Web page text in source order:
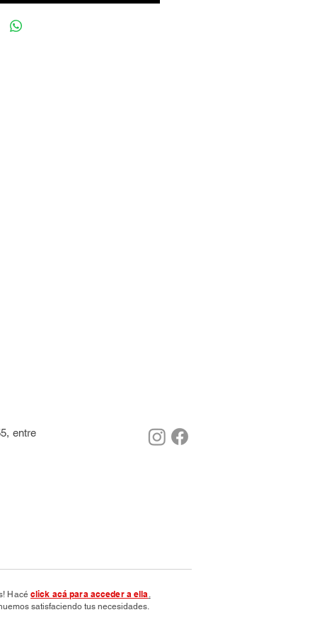
entre
Hacéclick acá para acceder a ella.
satisfaciendo tus necesidades.